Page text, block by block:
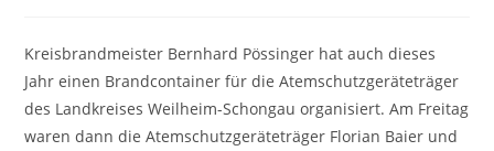
Kreisbrandmeister Bernhard Pössinger hat auch dieses
Jahr einen Brandcontainer für die Atemschutzgeräteträger
des Landkreises Weilheim-Schongau organisiert. Am Freitag
waren dann die Atemschutzgeräteträger Florian Baier und